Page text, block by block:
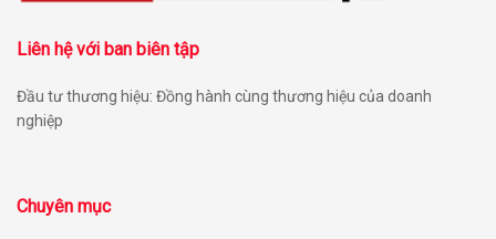
Liên hệ với ban biên tập
Đầu tư thương hiệu: Đồng hành cùng thương hiệu của doanh
nghiệp
Chuyên mục